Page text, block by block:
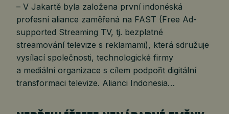
– V Jakartě byla založena první indonéská
profesní aliance zaměřená na FAST (Free Ad-
supported Streaming TV, tj. bezplatné
streamování televize s reklamami), která sdružuje
vysílací společnosti, technologické firmy
a mediální organizace s cílem podpořit digitální
transformaci televize. Alianci Indonesia…